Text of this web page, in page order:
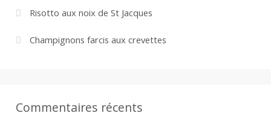
Risotto aux noix de St Jacques
Champignons farcis aux crevettes
Commentaires récents